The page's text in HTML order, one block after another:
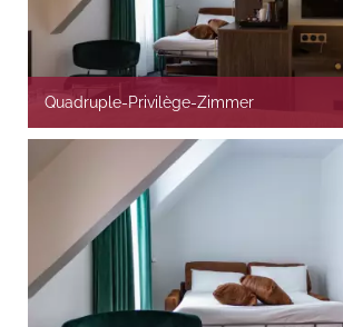
Quadruple-Privilège-Zimmer